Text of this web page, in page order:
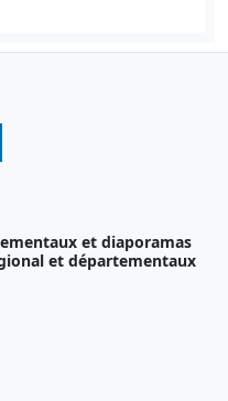
et diaporamas
et départementaux